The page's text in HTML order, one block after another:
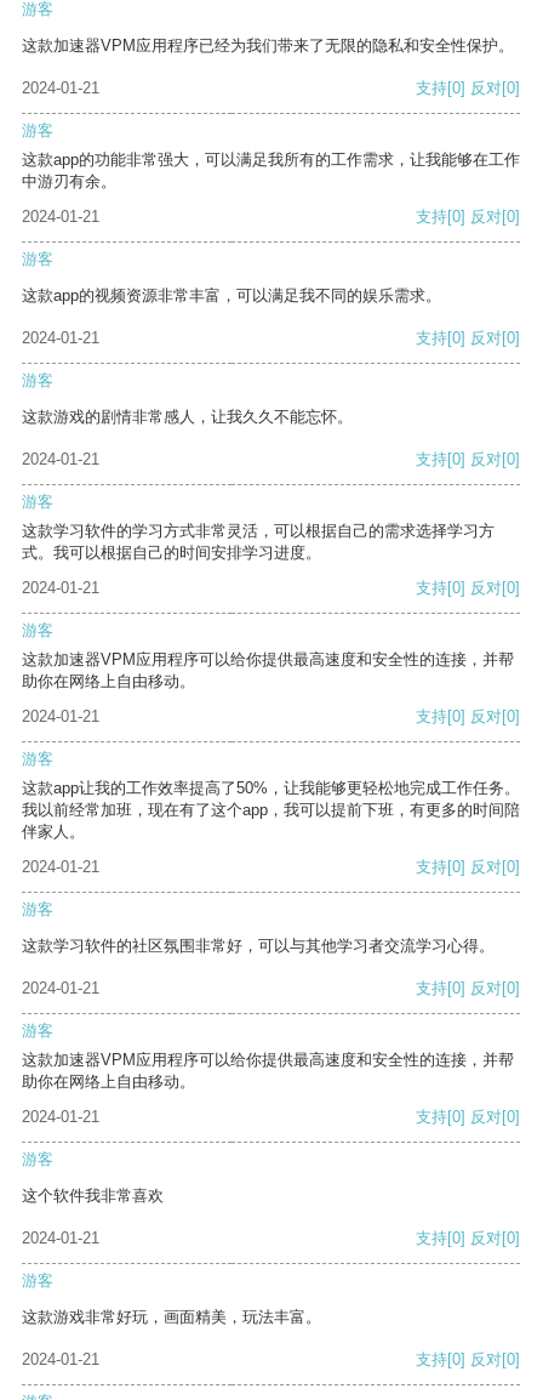
游客
这款加速器VPM应用程序已经为我们带来了无限的隐私和安全性保护。
2024-01-21 支持[0] 反对[0]
游客
这款app的功能非常强大，可以满足我所有的工作需求，让我能够在工作
中游刃有余。
2024-01-21
支持[0] 反对[0]
游客
这款app的视频资源非常丰富，可以满足我不同的娱乐需求。
2024-01-21 支持[0] 反对[0]
游客
这款游戏的剧情非常感人，让我久久不能忘怀。
2024-01-21 支持[0] 反对[0]
游客
这款学习软件的学习方式非常灵活，可以根据自己的需求选择学习方
式。我可以根据自己的时间安排学习进度。
2024-01-21
支持[0] 反对[0]
游客
这款加速器VPM应用程序可以给你提供最高速度和安全性的连接，并帮
助你在网络上自由移动。
2024-01-21
支持[0] 反对[0]
游客
这款app让我的工作效率提高了50%，让我能够更轻松地完成工作任务。
我以前经常加班，现在有了这个app，我可以提前下班，有更多的时间陪
伴家人。
2024-01-21
支持[0] 反对[0]
游客
这款学习软件的社区氛围非常好，可以与其他学习者交流学习心得。
2024-01-21 支持[0] 反对[0]
游客
这款加速器VPM应用程序可以给你提供最高速度和安全性的连接，并帮
助你在网络上自由移动。
2024-01-21
支持[0] 反对[0]
游客
这个软件我非常喜欢
2024-01-21 支持[0] 反对[0]
游客
这款游戏非常好玩，画面精美，玩法丰富。
2024-01-21 支持[0] 反对[0]